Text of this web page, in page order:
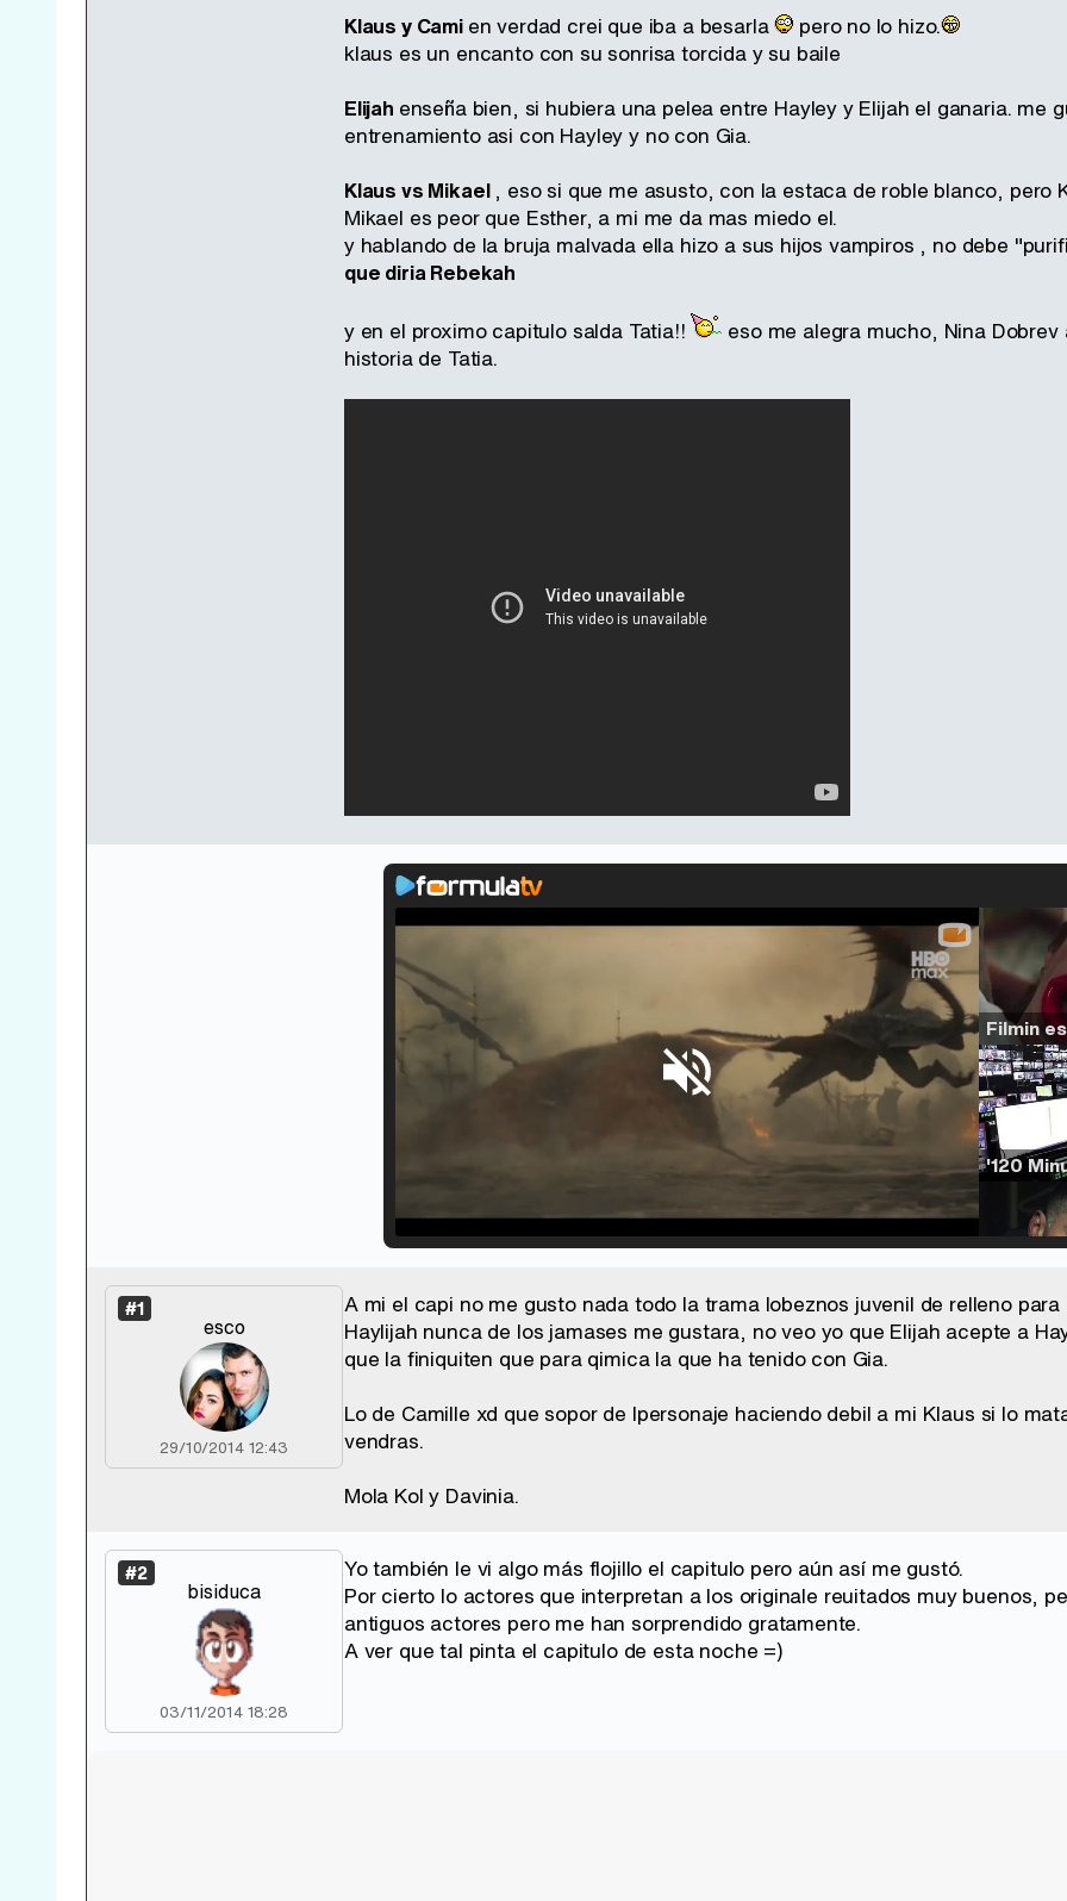
Klaus y Cami en verdad crei que iba a besarla
pero no lo hizo.
klaus es un encanto con su sonrisa torcida y su baile
Elijah enseña bien, si hubiera una pelea entre Hayley y Elijah el ganaria. me
entrenamiento asi con Hayley y no con Gia.
Klaus vs Mikael , eso si que me asusto, con la estaca de roble blanco, pero
Mikael es peor que Esther, a mi me da mas miedo el.
y hablando de la bruja malvada ella hizo a sus hijos vampiros , no debe
que diria Rebekah
y en el proximo capitulo salda Tatia!!
eso me alegra mucho, Nina
historia de Tatia.
Unmute /
#1
esco
29/10/2014 12:43
A mi el capi no me gusto nada todo la trama lobeznos juvenil de relleno
Haylijah nunca de los jamases me gustara, no veo yo que Elijah acepte a
que la finiquiten que para qimica la que ha tenido con Gia.
Lo de Camille xd que sopor de lpersonaje haciendo debil a mi Klaus si lo
vendras.
Mola Kol y Davinia.
#2
bisiduca
03/11/2014 18:28
Yo también le vi algo más flojillo el capitulo pero aún así me gustó.
Por cierto lo actores que interpretan a los originale reuitados muy buenos,
antiguos actores pero me han sorprendido gratamente.
A ver que tal pinta el capitulo de esta noche =)